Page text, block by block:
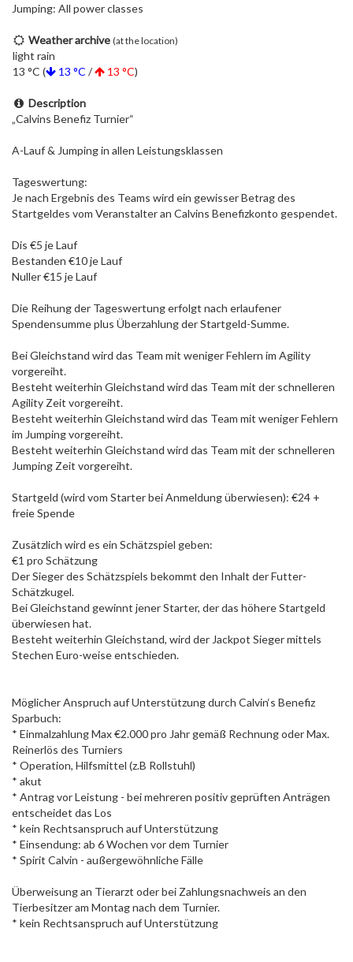
Jumping: All power classes
Weather archive (at the location)
light rain
13 °C (
13 °C / 13 °C)
Description
„Calvins Benefiz Turnier“
A-Lauf & Jumping in allen Leistungsklassen
Tageswertung:
Je nach Ergebnis des Teams wird ein gewisser Betrag des
Startgeldes vom Veranstalter an Calvins Benefizkonto gespendet.
Dis €5 je Lauf
Bestanden €10 je Lauf
Nuller €15 je Lauf
Die Reihung der Tageswertung erfolgt nach erlaufener
Spendensumme plus Überzahlung der Startgeld-Summe.
Bei Gleichstand wird das Team mit weniger Fehlern im Agility
vorgereiht.
Besteht weiterhin Gleichstand wird das Team mit der schnelleren
Agility Zeit vorgereiht.
Besteht weiterhin Gleichstand wird das Team mit weniger Fehlern
im Jumping vorgereiht.
Besteht weiterhin Gleichstand wird das Team mit der schnelleren
Jumping Zeit vorgereiht.
Startgeld (wird vom Starter bei Anmeldung überwiesen): €24 +
freie Spende
Zusätzlich wird es ein Schätzspiel geben:
€1 pro Schätzung
Der Sieger des Schätzspiels bekommt den Inhalt der Futter-
Schätzkugel.
Bei Gleichstand gewinnt jener Starter, der das höhere Startgeld
überwiesen hat.
Besteht weiterhin Gleichstand, wird der Jackpot Sieger mittels
Stechen Euro-weise entschieden.
Möglicher Anspruch auf Unterstützung durch Calvin‘s Benefiz
Sparbuch:
* Einmalzahlung Max €2.000 pro Jahr gemäß Rechnung oder Max.
Reinerlös des Turniers
* Operation, Hilfsmittel (z.B Rollstuhl)
* akut
* Antrag vor Leistung - bei mehreren positiv geprüften Anträgen
entscheidet das Los
* kein Rechtsanspruch auf Unterstützung
* Einsendung: ab 6 Wochen vor dem Turnier
* Spirit Calvin - außergewöhnliche Fälle
Überweisung an Tierarzt oder bei Zahlungsnachweis an den
Tierbesitzer am Montag nach dem Turnier.
* kein Rechtsanspruch auf Unterstützung